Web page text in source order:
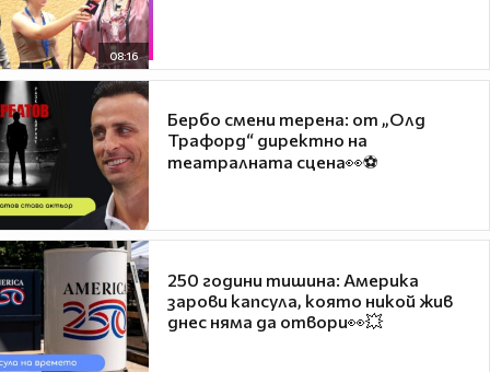
08:16
Бербо смени терена: от „Олд
Трафорд“ директно на
театралната сцена👀⚽
250 години тишина: Америка
зарови капсула, която никой жив
днес няма да отвори👀💥